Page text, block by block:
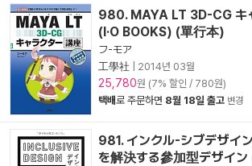
980. MAYA LT 3D-CG キ
(I·O BOOKS) (單行本)
フ-モア
工學社
2014년 03월
25,780원 (7% 할인 / 780원)
택배로 주문하면 8월 18일 출고 변경
981. インクル-シブデザイ
を解決する參加型デザイ